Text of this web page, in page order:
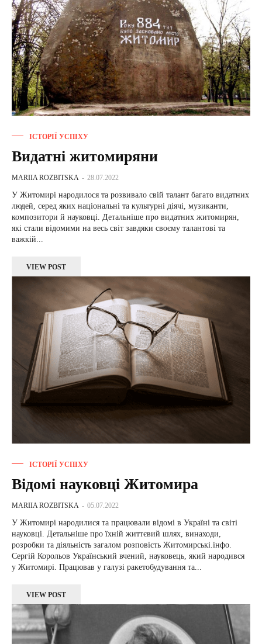
ІСТОРІЇ УСПІХУ
Видатні житомиряни
MARIIA ROZBITSKA - 28.07.2022
У Житомирі народилося та розвивало свій талант багато видатних
людей, серед яких національні та культурні діячі, музиканти,
композитори й науковці. Детальніше про видатних житомирян,
які стали відомими на весь світ завдяки своєму талантові та
важкій...
VIEW POST
ІСТОРІЇ УСПІХУ
Відомі науковці Житомира
MARIIA ROZBITSKA - 05.07.2022
У Житомирі народилися та працювали відомі в Україні та світі
науковці. Детальніше про їхній життєвий шлях, винаходи,
розробки та діяльність загалом розповість Житомирські.інфо.
Сергій Корольов Український вчений, науковець, який народився
у Житомирі. Працював у галузі ракетобудування та...
VIEW POST